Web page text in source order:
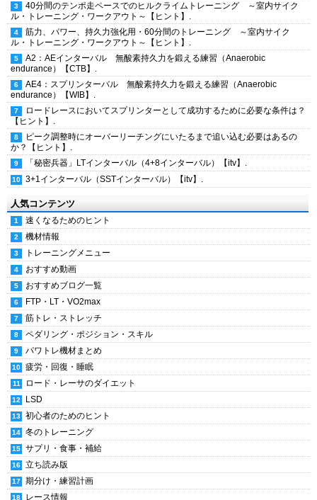
40分間のテンポ走ペースでのヒルクライムトレーニング ～室内サイク
ル・トレーニング・ワークアウト～【ヒント】.
筋力、パワー、持久力強化用・60分間のトレーニング ～室内サイク
ル・トレーニング・ワークアウト～【ヒント】.
A2：AEインターバル 無酸素持久力を鍛える練習（Anaerobic
endurance）【CTB】.
AE4：スプリンターバル 無酸素持久力を鍛える練習（Anaerobic
endurance）【WIB】.
ロードレースにおいてスプリンターとして成功するために必要な条件は？
【ヒント】.
ピーク調整時にオーバーリーチングにいたるまで追い込む必要はあるの
か？【ヒント】.
「秘密兵器」LTインターバル（4+8インターバル）【itv】.
3+1インターバル（SSTインターバル）【itv】.
人気コンテンツ
速くなるためのヒント
機材情報
トレーニングメニュー
おすすめ動画
おすすめブログ一覧
FTP・LT・VO2max
筋トレ・ストレッチ
ペダリング・ポジション・スキル
パワトレ機材まとめ
疲労・回復・睡眠
ロード・レーサのダイエット
LSD
初心者のためのヒント
冬のトレーニング
サプリ・食事・補給
立ち読み版
期分け・練習計画
レース情報